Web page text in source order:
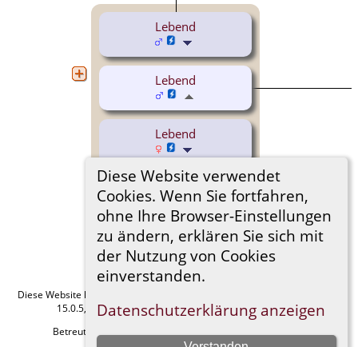
Diese Website verwendet
Cookies. Wenn Sie fortfahren,
ohne Ihre Browser-Einstellungen
zu ändern, erklären Sie sich mit
der Nutzung von Cookies
einverstanden.
Datenschutzerklärung anzeigen
Lebend
Lebend
Erhard Stammler
(1955-2016)
Lebend
Diese Website läuft mit
15.0.5, programmiert von Darrin Lythgoe © 2001-2026.
Betreut von